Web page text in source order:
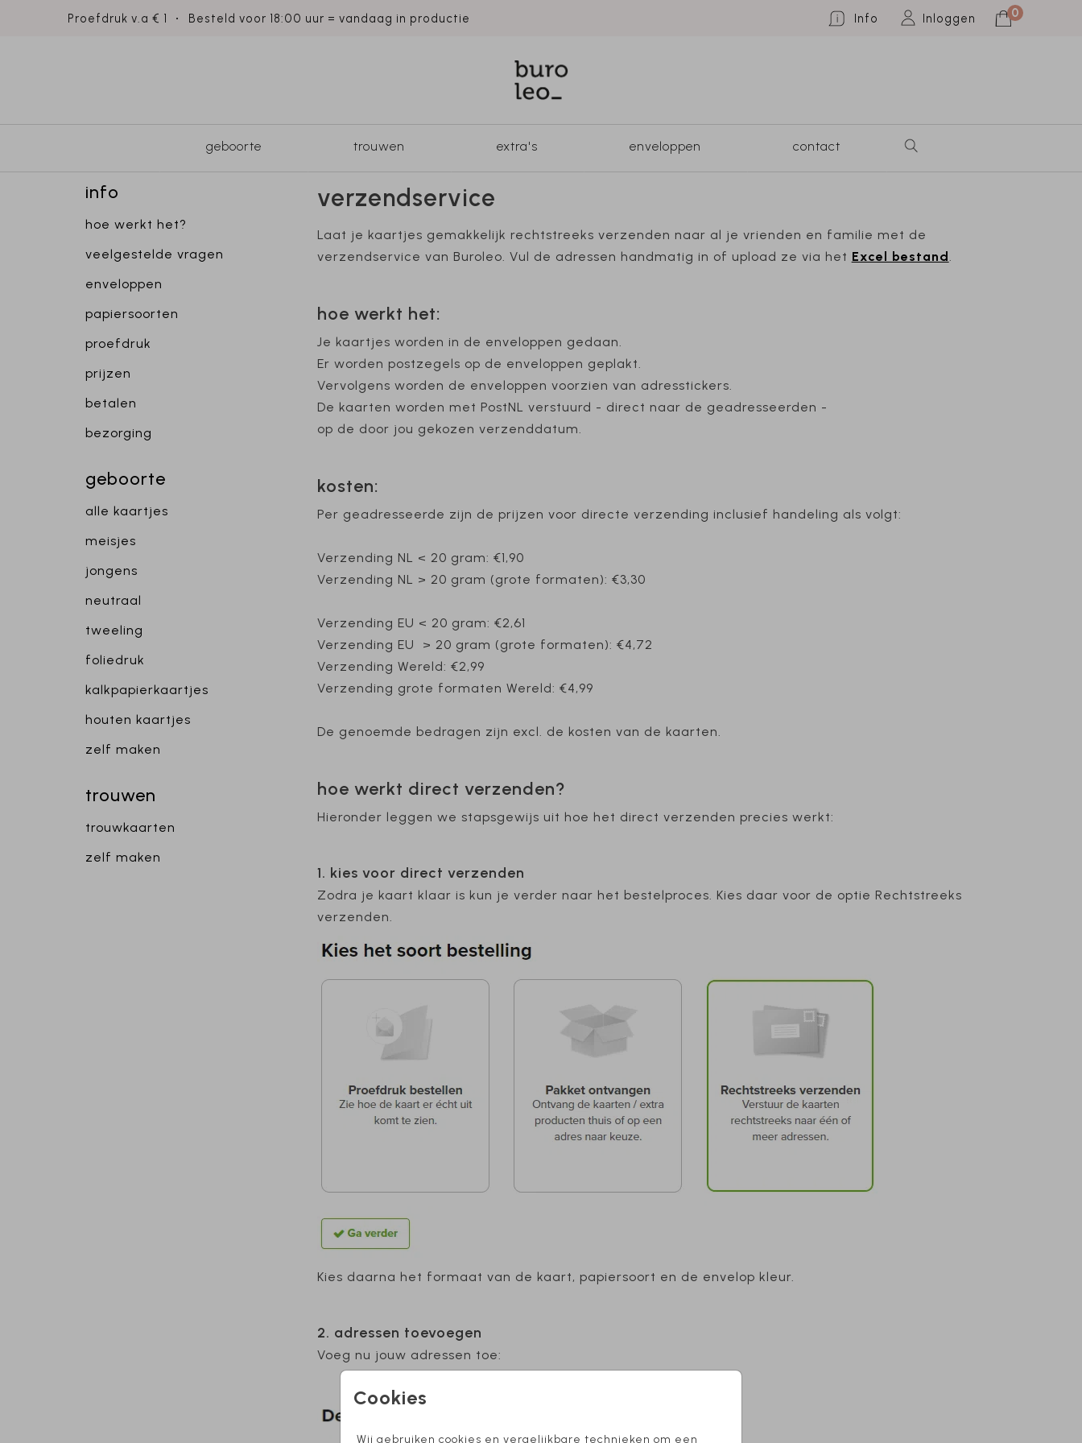
Proefdruk v.a € 1 Besteld voor 18:00 uur = vandaag in productie Info Inloggen 0
geboorte trouwen extra's enveloppen contact
Cookies
Wij gebruiken cookies en vergelijkbare technieken om een
info
hoe werkt het?
veelgestelde vragen
enveloppen
papiersoorten
proefdruk
prijzen
betalen
bezorging
geboorte
alle kaartjes
meisjes
jongens
neutraal
tweeling
foliedruk
kalkpapierkaartjes
houten kaartjes
zelf maken
trouwen
trouwkaarten
zelf maken
verzendservice
Laat je kaartjes gemakkelijk rechtstreeks verzenden naar al je vrienden en familie met de
verzendservice van Buroleo. Vul de adressen handmatig in of upload ze via het Excel bestand.
hoe werkt het:
Je kaartjes worden in de enveloppen gedaan.
Er worden postzegels op de enveloppen geplakt.
Vervolgens worden de enveloppen voorzien van adresstickers.
De kaarten worden met PostNL verstuurd - direct naar de geadresseerden -
op de door jou gekozen verzenddatum.
kosten:
Per geadresseerde zijn de prijzen voor directe verzending inclusief handeling als volgt:
Verzending NL < 20 gram: €1,90
Verzending NL > 20 gram (grote formaten): €3,30
Verzending EU < 20 gram: €2,61
Verzending EU > 20 gram (grote formaten): €4,72
Verzending Wereld: €2,99
Verzending grote formaten Wereld: €4,99
De genoemde bedragen zijn excl. de kosten van de kaarten.
hoe werkt direct verzenden?
Hieronder leggen we stapsgewijs uit hoe het direct verzenden precies werkt:
1. kies voor direct verzenden
Zodra je kaart klaar is kun je verder naar het bestelproces. Kies daar voor de optie Rechtstreeks
verzenden.
Kies daarna het formaat van de kaart, papiersoort en de envelop kleur.
2. adressen toevoegen
Voeg nu jouw adressen toe: